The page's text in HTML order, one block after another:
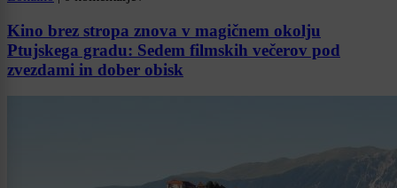
Kino brez stropa znova v magičnem okolju
Ptujskega gradu: Sedem filmskih večerov pod
zvezdami in dober obisk